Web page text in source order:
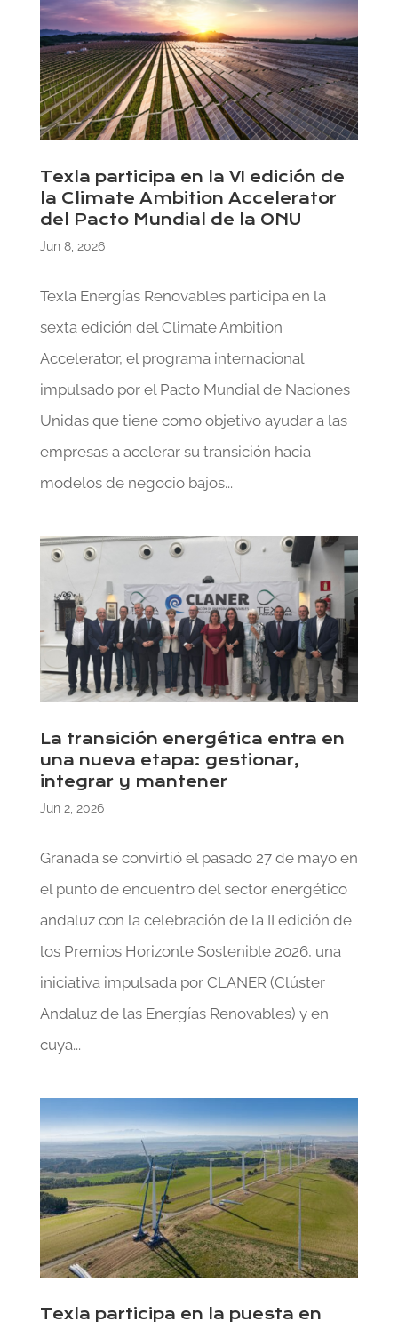
Texla participa en la VI edición de
la Climate Ambition Accelerator
del Pacto Mundial de la ONU
Jun 8, 2026
Texla Energías Renovables participa en la
sexta edición del Climate Ambition
Accelerator, el programa internacional
impulsado por el Pacto Mundial de Naciones
Unidas que tiene como objetivo ayudar a las
empresas a acelerar su transición hacia
modelos de negocio bajos...
La transición energética entra en
una nueva etapa: gestionar,
integrar y mantener
Jun 2, 2026
Granada se convirtió el pasado 27 de mayo en
el punto de encuentro del sector energético
andaluz con la celebración de la II edición de
los Premios Horizonte Sostenible 2026, una
iniciativa impulsada por CLANER (Clúster
Andaluz de las Energías Renovables) y en
cuya...
Texla participa en la puesta en